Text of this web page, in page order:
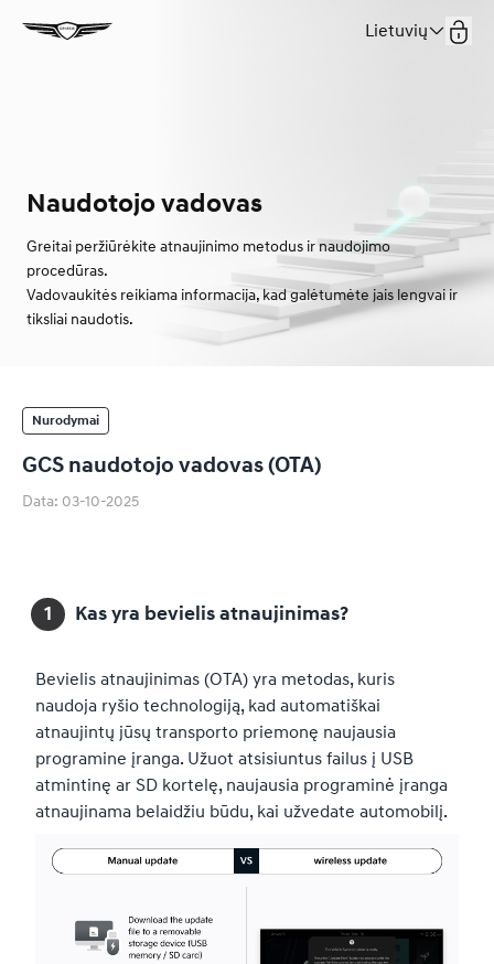
Lietuvių
Naudotojo vadovas
Greitai peržiūrėkite atnaujinimo metodus ir naudojimo
procedūras.
Vadovaukitės reikiama informacija, kad galėtumėte jais lengvai ir
tiksliai naudotis.
Nurodymai
GCS naudotojo vadovas (OTA)
Data: 03-10-2025
Kas yra bevielis atnaujinimas?
Bevielis atnaujinimas (OTA) yra metodas, kuris
naudoja ryšio technologiją, kad automatiškai
atnaujintų jūsų transporto priemonę naujausia
programine įranga. Užuot atsisiuntus failus į USB
atmintinę ar SD kortelę, naujausia programinė įranga
atnaujinama belaidžiu būdu, kai užvedate automobilį.